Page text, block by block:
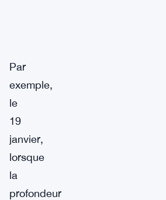
Par
exemple,
le
19
janvier,
lorsque
la
profondeur